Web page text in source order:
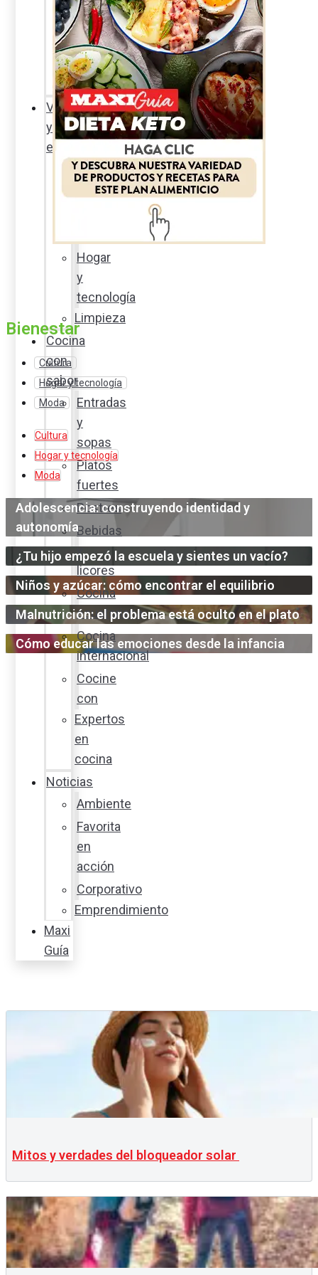
Sexualidad
responsable
En
la
percha
Vida
y
estilo
Productos
nuevos
Hogar
y
tecnología
Limpieza
Cocina
con
sabor
Entradas
y
sopas
Platos
fuertes
Postres
Bebidas
y
licores
Cocina
ecuatoriana
Cocina
internacional
Cocine
con
Expertos
en
cocina
Noticias
Ambiente
Favorita
en
acción
Corporativo
Emprendimiento
Maxi
Guía
Bienestar
Cultura
Hogar y tecnología
Moda
Cultura
Hogar y tecnología
Moda
Adolescencia: construyendo identidad y
autonomía
¿Tu hijo empezó la escuela y sientes un vacío?
Niños y azúcar: cómo encontrar el equilibrio
Malnutrición: el problema está oculto en el plato
Cómo educar las emociones desde la infancia
Mitos y verdades del bloqueador solar